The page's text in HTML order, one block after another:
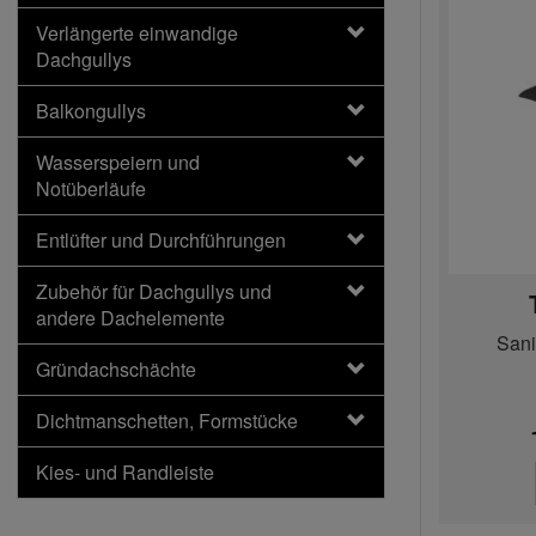
Verlängerte einwandige
Dachgullys
Balkongullys
Wasserspeiern und
Notüberläufe
Entlüfter und Durchführungen
Zubehör für Dachgullys und
andere Dachelemente
Gründachschächte
Dichtmanschetten, Formstücke
Kies- und Randleiste